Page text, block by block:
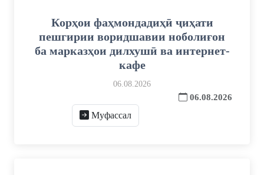
Корҳои фаҳмондадиҳӣ ҷиҳати
пешгирии воридшавии ноболиғон
ба марказҳои дилхушӣ ва интернет-
кафе
06.08.2026
06.08.2026
Муфассал